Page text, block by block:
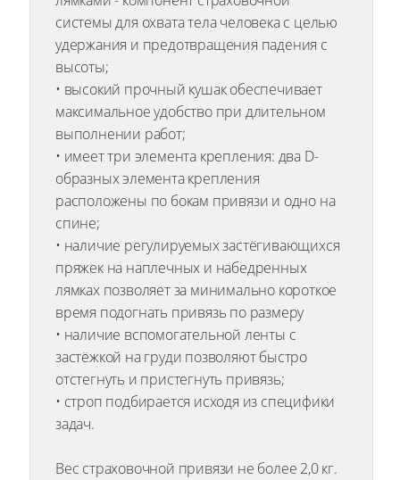
системы для охвата тела человека с целью
удержания и предотвращения падения с
высоты;
• высокий прочный кушак обеспечивает
максимальное удобство при длительном
выполнении работ;
• имеет три элемента крепления: два D-
образных элемента крепления
расположены по бокам привязи и одно на
спине;
• наличие регулируемых застёгивающихся
пряжек на наплечных и набедренных
лямках позволяет за минимально короткое
время подогнать привязь по размеру
• наличие вспомогательной ленты с
застёжкой на груди позволяют быстро
отстегнуть и пристегнуть привязь;
• строп подбирается исходя из специфики
задач.
Вес страховочной привязи не более 2,0 кг.